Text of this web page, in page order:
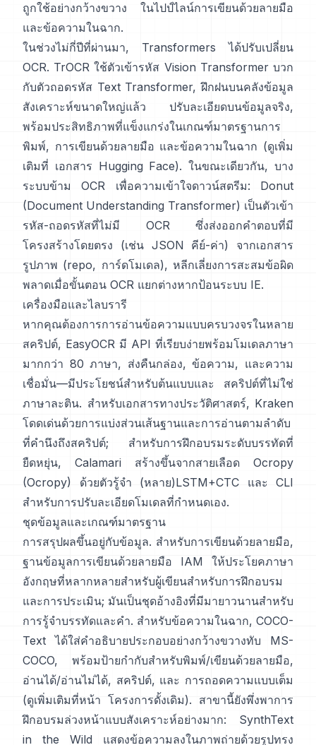
ถูกใช้อย่างกว้างขวาง ในไปป์ไลน์การเขียนด้วยลายมือ
และข้อความในฉาก.
ในช่วงไม่กี่ปีที่ผ่านมา, Transformers ได้ปรับเปลี่ยน
OCR. TrOCR ใช้ตัวเข้ารหัส Vision Transformer บวก
กับตัวถอดรหัส Text Transformer, ฝึกฝนบนคลังข้อมูล
สังเคราะห์ขนาดใหญ่แล้ว ปรับละเอียดบนข้อมูลจริง,
พร้อมประสิทธิภาพที่แข็งแกร่งในเกณฑ์มาตรฐานการ
พิมพ์, การเขียนด้วยลายมือ และข้อความในฉาก (ดูเพิ่ม
เติมที่ เอกสาร Hugging Face). ในขณะเดียวกัน, บาง
ระบบข้าม OCR เพื่อความเข้าใจดาวน์สตรีม:
Donut
(Document Understanding Transformer) เป็นตัวเข้า
รหัส-ถอดรหัสที่ไม่มี OCR ซึ่งส่งออกคำตอบที่มี
โครงสร้างโดยตรง (เช่น JSON คีย์-ค่า) จากเอกสาร
รูปภาพ (repo, การ์ดโมเดล), หลีกเลี่ยงการสะสมข้อผิด
พลาดเมื่อขั้นตอน OCR แยกต่างหากป้อนระบบ IE.
เครื่องมือและไลบรารี
หากคุณต้องการการอ่านข้อความแบบครบวงจรในหลาย
สคริปต์, EasyOCR มี API ที่เรียบง่ายพร้อมโมเดลภาษา
มากกว่า 80 ภาษา, ส่งคืนกล่อง, ข้อความ, และความ
เชื่อมั่น—มีประโยชน์สำหรับต้นแบบและ สคริปต์ที่ไม่ใช่
ภาษาละติน. สำหรับเอกสารทางประวัติศาสตร์, Kraken
โดดเด่นด้วยการแบ่งส่วนเส้นฐานและการอ่านตามลำดับ
ที่คำนึงถึงสคริปต์; สำหรับการฝึกอบรมระดับบรรทัดที่
ยืดหยุ่น,
Calamari
สร้างขึ้นจากสายเลือด Ocropy
(Ocropy) ด้วยตัวรู้จำ (หลาย)LSTM+CTC และ CLI
สำหรับการปรับละเอียดโมเดลที่กำหนดเอง.
ชุดข้อมูลและเกณฑ์มาตรฐาน
การสรุปผลขึ้นอยู่กับข้อมูล. สำหรับการเขียนด้วยลายมือ,
ฐานข้อมูลการเขียนด้วยลายมือ IAM
ให้ประโยคภาษา
อังกฤษที่หลากหลายสำหรับผู้เขียนสำหรับการฝึกอบรม
และการประเมิน; มันเป็นชุดอ้างอิงที่มีมายาวนานสำหรับ
การรู้จำบรรทัดและคำ. สำหรับข้อความในฉาก, COCO-
Text
ได้ใส่คำอธิบายประกอบอย่างกว้างขวางทับ MS-
COCO, พร้อมป้ายกำกับสำหรับพิมพ์/เขียนด้วยลายมือ,
อ่านได้/อ่านไม่ได้, สคริปต์, และ การถอดความแบบเต็ม
(ดูเพิ่มเติมที่หน้า โครงการดั้งเดิม). สาขานี้ยังพึ่งพาการ
ฝึกอบรมล่วงหน้าแบบสังเคราะห์อย่างมาก:
SynthText
in the Wild
แสดงข้อความลงในภาพถ่ายด้วยรูปทรง